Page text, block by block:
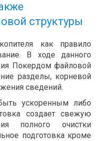
структуры
как правило
В ходе данного
Покердом файловой
разделы, корневой
сведений.
ускоренным либо
создает свежую
полного очистки
подготовка кроме